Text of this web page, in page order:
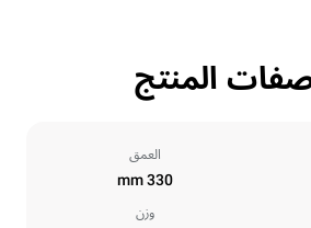
المنتج
العمق
330 mm
وزن